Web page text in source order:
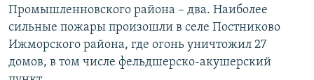
Промышленновского района – два. Наиболее
сильные пожары произошли в селе Постниково
Ижморского района, где огонь уничтожил 27
домов, в том числе фельдшерско-акушерский